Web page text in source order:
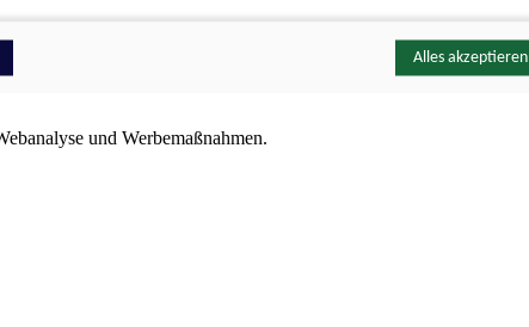
und Werbemaßnahmen.
Alles akzeptieren